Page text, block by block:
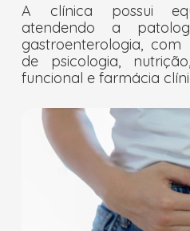
A clínica possui
atendendo a
gastroenterologia,
de psicologia,
funcional e farmácia